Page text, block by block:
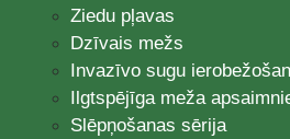
Ziedu pļavas
Dzīvais mežs
Invazīvo sugu
Ilgtspējīga meža
Slēpņošanas sērija